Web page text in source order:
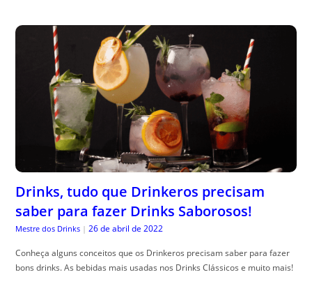
Drinks, tudo que Drinkeros precisam
saber para fazer Drinks Saborosos!
Mestre dos Drinks | 26 de abril de 2022
Conheça alguns conceitos que os Drinkeros precisam saber para fazer
bons drinks. As bebidas mais usadas nos Drinks Clássicos e muito mais!